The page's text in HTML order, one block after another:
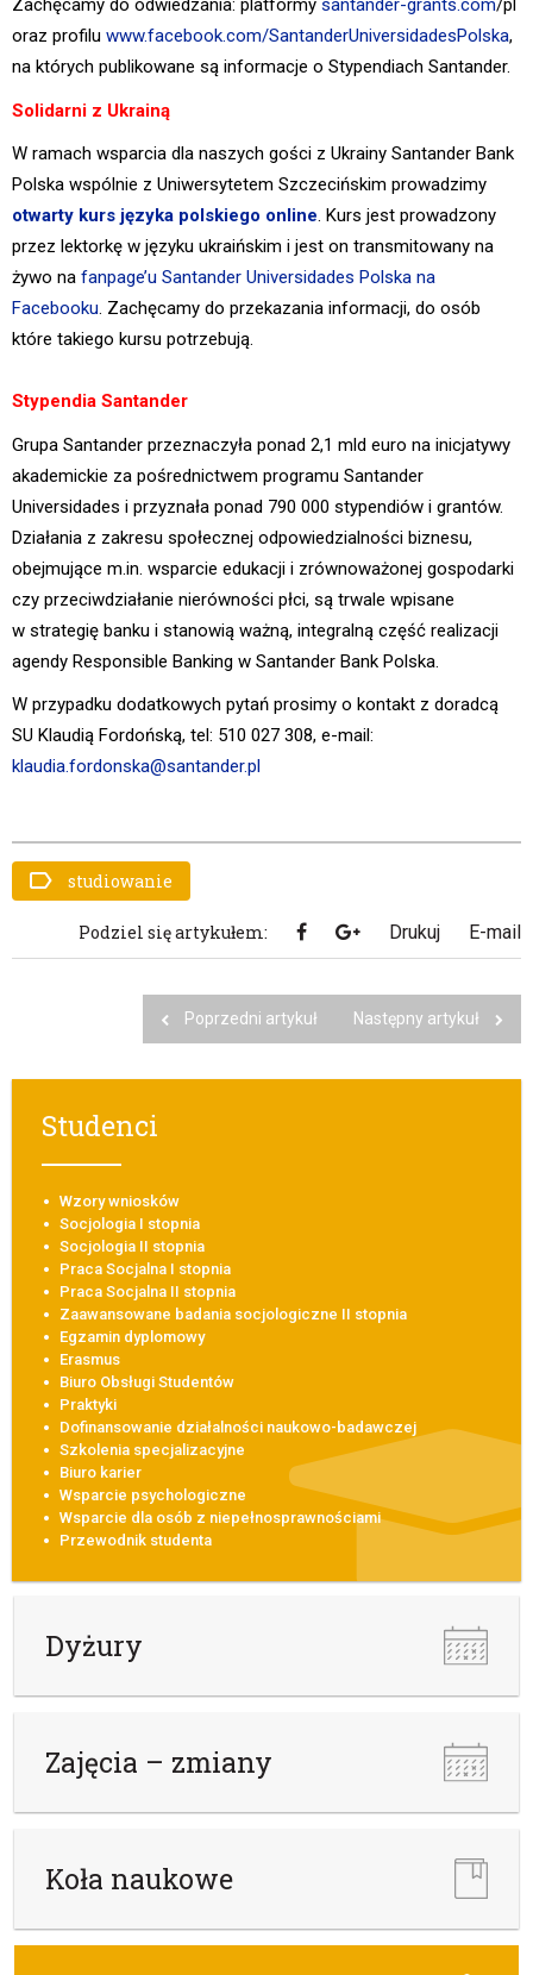
Zachęcamy do odwiedzania: platformy santander-grants.com/pl
oraz profilu www.facebook.com/SantanderUniversidadesPolska,
na których publikowane są informacje o Stypendiach Santander.
Solidarni z Ukrainą
W ramach wsparcia dla naszych gości z Ukrainy Santander Bank
Polska wspólnie z Uniwersytetem Szczecińskim prowadzimy
otwarty kurs języka polskiego online. Kurs jest prowadzony
przez lektorkę w języku ukraińskim i jest on transmitowany na
żywo na fanpage’u Santander Universidades Polska na
Facebooku. Zachęcamy do przekazania informacji, do osób
które takiego kursu potrzebują.
Stypendia Santander
Grupa Santander przeznaczyła ponad 2,1 mld euro na inicjatywy
akademickie za pośrednictwem programu Santander
Universidades i przyznała ponad 790 000 stypendiów i grantów.
Działania z zakresu społecznej odpowiedzialności biznesu,
obejmujące m.in. wsparcie edukacji i zrównoważonej gospodarki
czy przeciwdziałanie nierówności płci, są trwale wpisane
w strategię banku i stanowią ważną, integralną część realizacji
agendy Responsible Banking w Santander Bank Polska.
W przypadku dodatkowych pytań prosimy o kontakt z doradcą
SU Klaudią Fordońską, tel: 510 027 308, e-mail:
klaudia.fordonska@santander.pl
studiowanie
Podziel się artykułem: Drukuj E-mail
Poprzedni artykuł Następny artykuł
Studenci
Wzory wniosków
Socjologia I stopnia
Socjologia II stopnia
Praca Socjalna I stopnia
Praca Socjalna II stopnia
Zaawansowane badania socjologiczne II stopnia
Egzamin dyplomowy
Erasmus
Biuro Obsługi Studentów
Praktyki
Dofinansowanie działalności naukowo-badawczej
Szkolenia specjalizacyjne
Biuro karier
Wsparcie psychologiczne
Wsparcie dla osób z niepełnosprawnościami
Przewodnik studenta
Dyżury
Zajęcia – zmiany
Koła naukowe